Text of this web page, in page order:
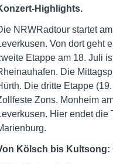
Highlights.
NRWRadtour startet
Von dort geht
Etappe am 18. Juli
Die
Die dritte Etappe
Zons. Monheim
Hier endet die
Kölsch bis Kultsong: